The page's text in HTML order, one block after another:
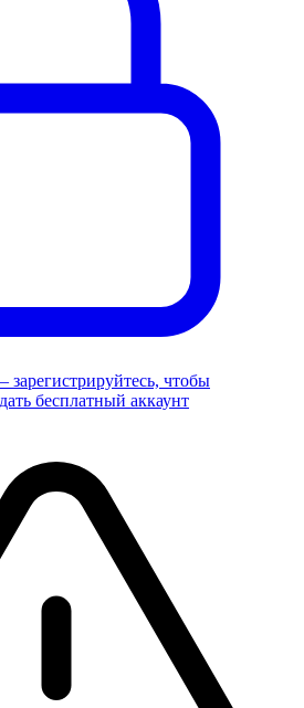
чтобы
бесплатный аккаунт